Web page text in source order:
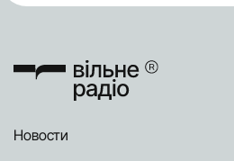
Новости